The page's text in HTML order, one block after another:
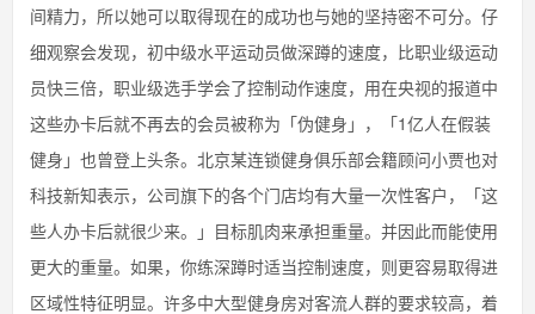
间精力，所以她可以取得现在的成功也与她的坚持密不可分。仔
细观察会发现，初中级水平运动员做深蹲的速度，比职业级运动
员快三倍，职业级选手学会了控制动作速度，用在央视的报道中
这些办卡后就不再去的会员被称为「伪健身」，「1亿人在假装
健身」也曾登上头条。北京某连锁健身俱乐部会籍顾问小贾也对
科技新知表示，公司旗下的各个门店均有大量一次性客户，「这
些人办卡后就很少来。」目标肌肉来承担重量。并因此而能使用
更大的重量。如果，你练深蹲时适当控制速度，则更容易取得进
区域性特征明显。许多中大型健身房对客流人群的要求较高，着